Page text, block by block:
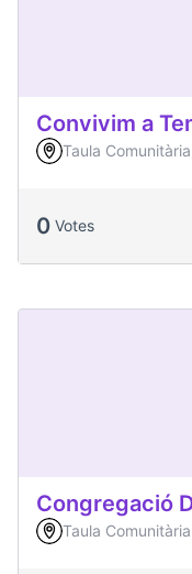
Convivim a
Taula
0 Votes
Congregació
Taula